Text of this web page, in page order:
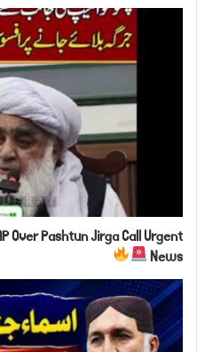
Over Pashtun Jirga Call Urgent
News